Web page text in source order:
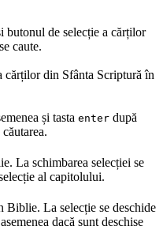
butonul de selecție a cărților
caute.
cărților din Sfânta Scriptură în
și tasta enter după
La schimbarea selecției se
al capitolului.
Biblie. La selecție se deschide
dacă sunt deschise